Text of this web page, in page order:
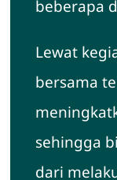
beberapa
Lewat
bersama
sehingga
dari